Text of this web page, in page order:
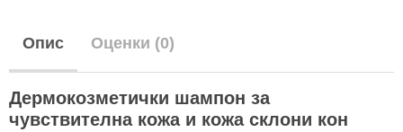
Опис Оценки (0)
Дермокозметички шампон за
чувствителна кожа и кожа склони кон